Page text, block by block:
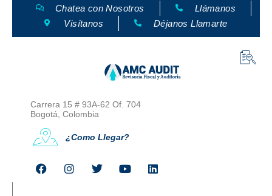
Chatea con Nosotros
Llámanos
Visítanos
Déjanos Llamarte
Carrera 15 # 93A-62 Of. 704
Bogotá, Colombia
¿Como Llegar?